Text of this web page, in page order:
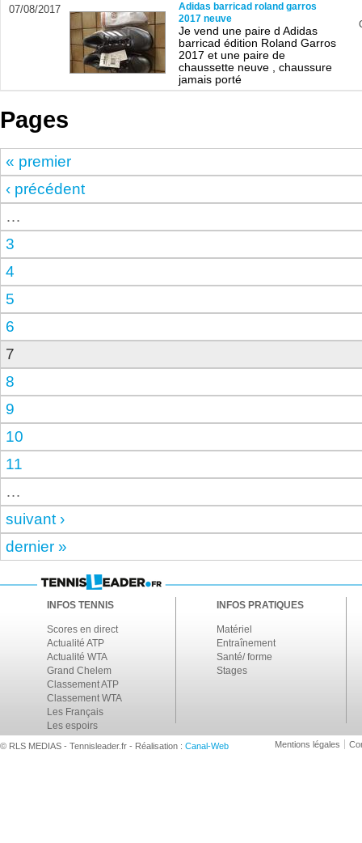
07/08/2017
Adidas barricad roland garros
2017 neuve
Je vend une paire d Adidas
barricad édition Roland Garros
2017 et une paire de
chaussette neuve , chaussure
jamais porté
Pages
« premier
‹ précédent
…
3
4
5
6
7
8
9
10
11
…
suivant ›
dernier »
INFOS TENNIS
Scores en direct
Actualité ATP
Actualité WTA
Grand Chelem
Classement ATP
Classement WTA
Les Français
Les espoirs
INFOS PRATIQUES
Matériel
Entraînement
Santé/ forme
Stages
© RLS MEDIAS - Tennisleader.fr - Réalisation : Canal-Web Mentions légales